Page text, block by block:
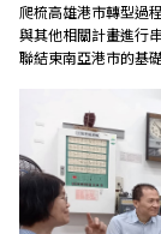
爬梳高雄港市轉型過
與其他相關計畫進行
聯結東南亞港市的基